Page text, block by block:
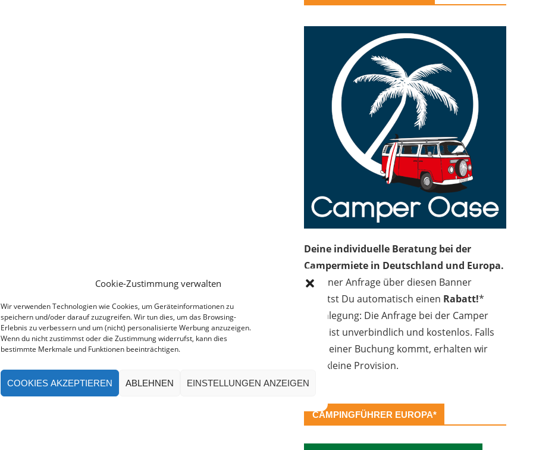
Cookie-Zustimmung verwalten
Wir verwenden Technologien wie Cookies, um Geräteinformationen zu
speichern und/oder darauf zuzugreifen. Wir tun dies, um das Browsing-
Erlebnis zu verbessern und um (nicht) personalisierte Werbung anzuzeigen.
Wenn du nicht zustimmst oder die Zustimmung widerrufst, kann dies
bestimmte Merkmale und Funktionen beeinträchtigen.
COOKIES AKZEPTIEREN ABLEHNEN EINSTELLUNGEN ANZEIGEN
Deine individuelle Beratung bei der
Campermiete in Deutschland und Europa.
Bei einer Anfrage über diesen Banner
erhältst Du automatisch einen Rabatt!*
Offenlegung: Die Anfrage bei der Camper
Oase ist unverbindlich und kostenlos. Falls
es zu einer Buchung kommt, erhalten wir
eine kleine Provision.
CAMPINGFÜHRER EUROPA*